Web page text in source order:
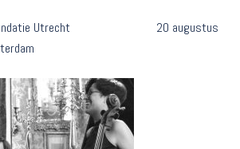
Fundatie Utrecht 20 augustus